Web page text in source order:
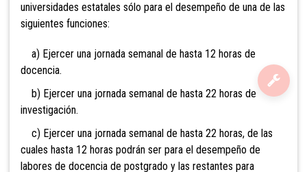
universidades estatales sólo para el desempeño de una de las
siguientes funciones:
a) Ejercer una jornada semanal de hasta 12 horas de
docencia.
b) Ejercer una jornada semanal de hasta 22 horas de
investigación.
c) Ejercer una jornada semanal de hasta 22 horas, de las
cuales hasta 12 horas podrán ser para el desempeño de
labores de docencia de postgrado y las restantes para